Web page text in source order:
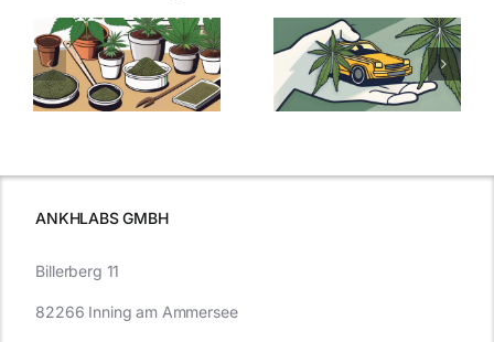
Grenzwert-
Regelung:
Was Sie über
Cannabis und
müssen
Cannabis
Samen
kaufen: Alles
was Sie
ANKHLABS GMBH
Billerberg 11
82266 Inning am Ammersee